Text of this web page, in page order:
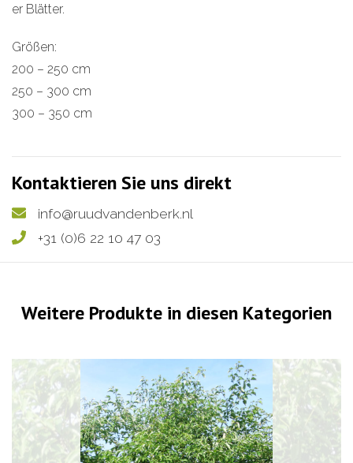
er Blätter.
Größen:
200 – 250 cm
250 – 300 cm
300 – 350 cm
Kontaktieren Sie uns direkt
info@ruudvandenberk.nl
+31 (0)6 22 10 47 03
Weitere Produkte in diesen Kategorien